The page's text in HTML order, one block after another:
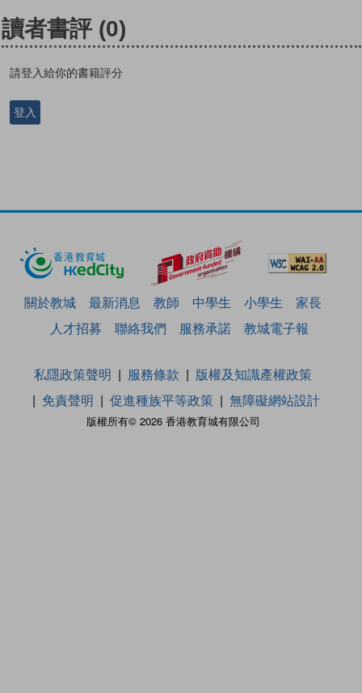
讀者書評 (0)
請登入給你的書籍評分
登入
關於教城 最新消息 教師 中學生 小學生
家長
人才招募
聯絡我們 服務承諾 教城電子報
版權所有© 2026 香港教育城有限公司
私隱政策聲明 服務條款
版權及知識產權政策
免責聲明
促進種族平等政策 無障礙網站設計